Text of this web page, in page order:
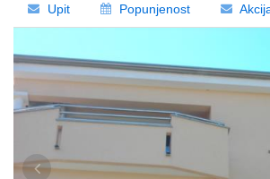
Upit Popunjenost